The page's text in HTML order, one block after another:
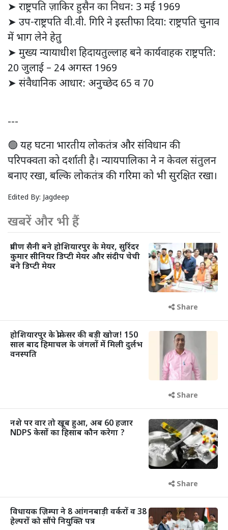
➤ राष्ट्रपति ज़ाकिर हुसैन का निधन: 3 मई 1969
➤ उप-राष्ट्रपति वी.वी. गिरि ने इस्तीफा दिया: राष्ट्रपति चुनाव
में भाग लेने हेतु
➤ मुख्य न्यायाधीश हिदायतुल्लाह बने कार्यवाहक राष्ट्रपति:
20 जुलाई – 24 अगस्त 1969
➤ संवैधानिक आधार: अनुच्छेद 65 व 70
---
🟢 यह घटना भारतीय लोकतंत्र और संविधान की
परिपक्वता को दर्शाती है। न्यायपालिका ने न केवल संतुलन
बनाए रखा, बल्कि लोकतंत्र की गरिमा को भी सुरक्षित रखा।
Edited By: Jagdeep
खबरें और भी हैं
प्रवीण सैनी बने होशियारपुर के मेयर, सुरिंदर
कुमार सीनियर डिप्टी मेयर और संदीप चेची
बने डिप्टी मेयर
Share
होशियारपुर के प्रोफेसर की बड़ी खोज! 150
साल बाद हिमाचल के जंगलों में मिली दुर्लभ
वनस्पति
Share
नशे पर वार तो खूब हुआ, अब 60 हजार
NDPS केसों का हिसाब कौन करेगा ?
Share
विधायक ज़िम्पा ने 8 आंगनबाड़ी वर्करों व 38
हेल्परों को सौंपे नियुक्ति पत्र